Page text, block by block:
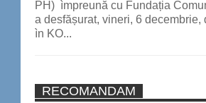
PH) ìmpreună cu Fundația
a desfășurat, vineri, 6 decembrie,
ìn KO...
RECOMANDAM